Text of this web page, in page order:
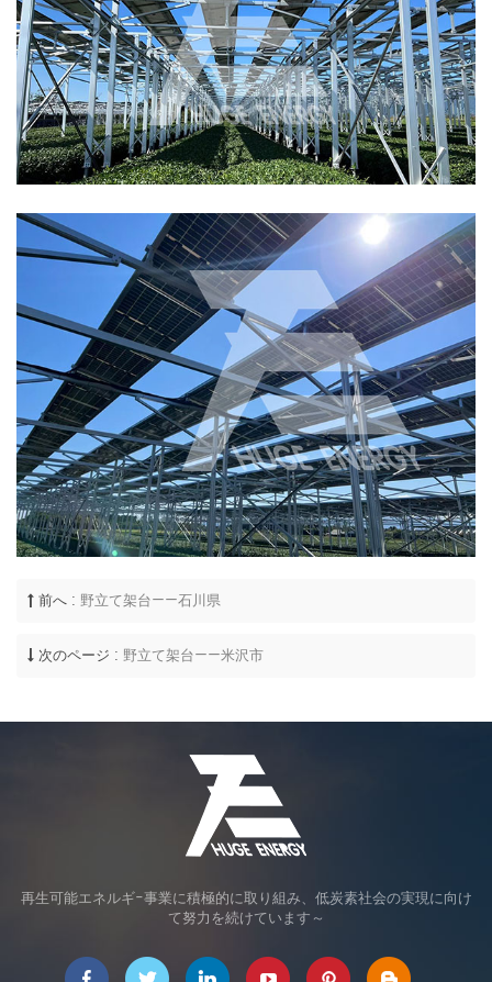
前へ : 野立て架台——石川県
次のページ : 野立て架台——米沢市
再生可能エネルギ-事業に積極的に取り組み、低炭素社会の実現に向け
て努力を続けています～